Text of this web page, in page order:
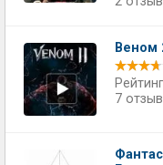
Веном
7